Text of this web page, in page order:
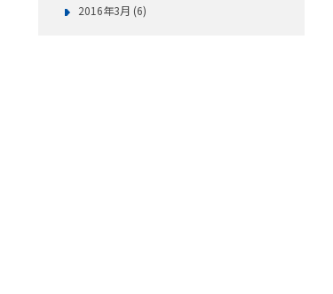
2016年3月 (6)